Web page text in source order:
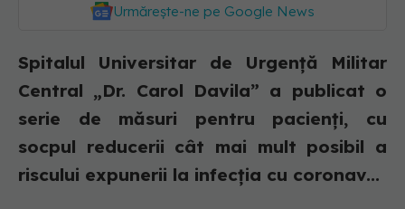
Urmărește-ne pe Google News
Spitalul Universitar de Urgență Militar
Central „Dr. Carol Davila” a publicat o
serie de măsuri pentru pacienți, cu
socpul reducerii cât mai mult posibil a
riscului expunerii la infecția cu coronav...